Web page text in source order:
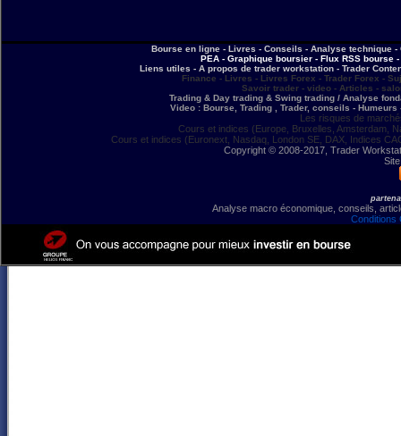
Bourse en ligne - Livres - Conseils - Analyse technique
PEA - Graphique boursier - Flux RSS bourse
Liens utiles - A propos de trader workstation - Trader
Finance - Livres - Livres Forex - Trader Forex -
Savoir trader - video - Articles -
Trading & Day trading & Swing trading / Analyse
Video : Bourse, Trading , Trader, conseils -
Les risques de
Cours et indices (Europe, Bruxelles, Amsterdam,
Cours et indices (Euronext, Nasdaq, London SE, DAX, Indices
Copyright © 2008-2017, Trader
Analyse macro économique, conseils,
Conditions